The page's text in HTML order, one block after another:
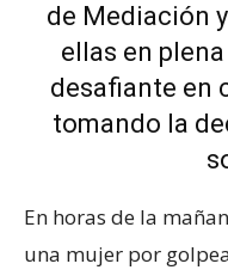
de Mediación
ellas en
desafiante en
tomando la
En horas de la
una mujer por